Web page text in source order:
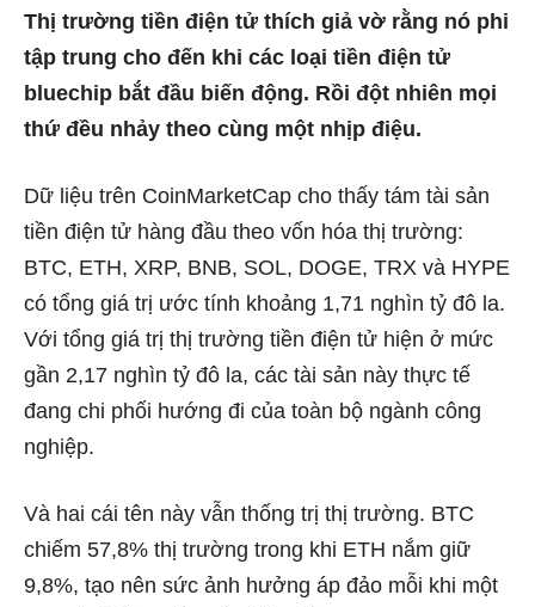
Thị trường tiền điện tử thích giả vờ rằng nó phi
tập trung cho đến khi các loại tiền điện tử
bluechip bắt đầu biến động. Rồi đột nhiên mọi
thứ đều nhảy theo cùng một nhịp điệu.
Dữ liệu trên CoinMarketCap cho thấy tám tài sản
tiền điện tử hàng đầu theo vốn hóa thị trường:
BTC, ETH, XRP, BNB, SOL, DOGE, TRX và HYPE
có tổng giá trị ước tính khoảng 1,71 nghìn tỷ đô la.
Với tổng giá trị thị trường tiền điện tử hiện ở mức
gần 2,17 nghìn tỷ đô la, các tài sản này thực tế
đang chi phối hướng đi của toàn bộ ngành công
nghiệp.
Và hai cái tên này vẫn thống trị thị trường. BTC
chiếm 57,8% thị trường trong khi ETH nắm giữ
9,8%, tạo nên sức ảnh hưởng áp đảo mỗi khi một